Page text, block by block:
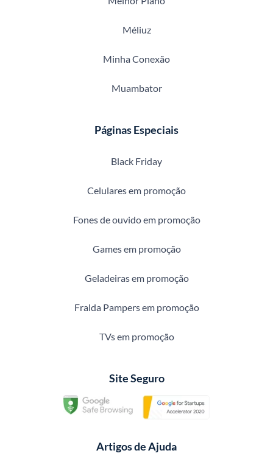
Méliuz
Minha Conexão
Muambator
Páginas Especiais
Black Friday
Celulares em promoção
Fones de ouvido em promoção
Games em promoção
Geladeiras em promoção
Fralda Pampers em promoção
TVs em promoção
Site Seguro
Artigos de Ajuda